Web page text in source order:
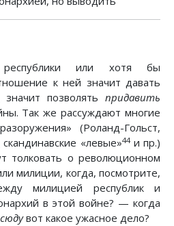
или хотя бы
к ней значит давать
позволять придавить
Так же рассуждают многие
(Роланд-Гольст,
«левые»44и пр.)
толковать о революционном
милиции, когда, посмотрите,
милицией республик и
в этой войне? — когда
вот какое ужасное дело?